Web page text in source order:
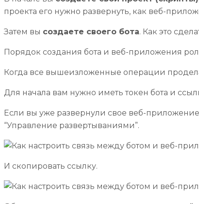
проекта его нужно развернуть, как веб-
Затем вы создаете своего бота. Как это
Порядок создания бота и веб-приложения
Когда все вышеизложенные операции
Для начала вам нужно иметь токен бота и
Если вы уже развернули свое веб-приложение
“Управление развертываниями”.
И скопировать ссылку.